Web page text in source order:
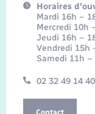
Horaires
Mardi 16h –
Mercredi 10h
Jeudi 16h –
Vendredi 15h
Samedi 11h
02 32 49 14 40
Contact